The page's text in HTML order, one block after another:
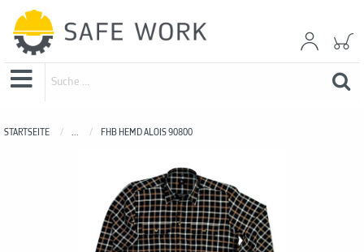
STARTSEITE ... FHB HEMD ALOIS 90800